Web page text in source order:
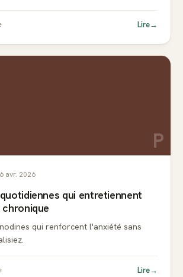
Lire→
P
avr. 2026
qui entretiennent
qui renforcent l'anxiété sans
Lire→